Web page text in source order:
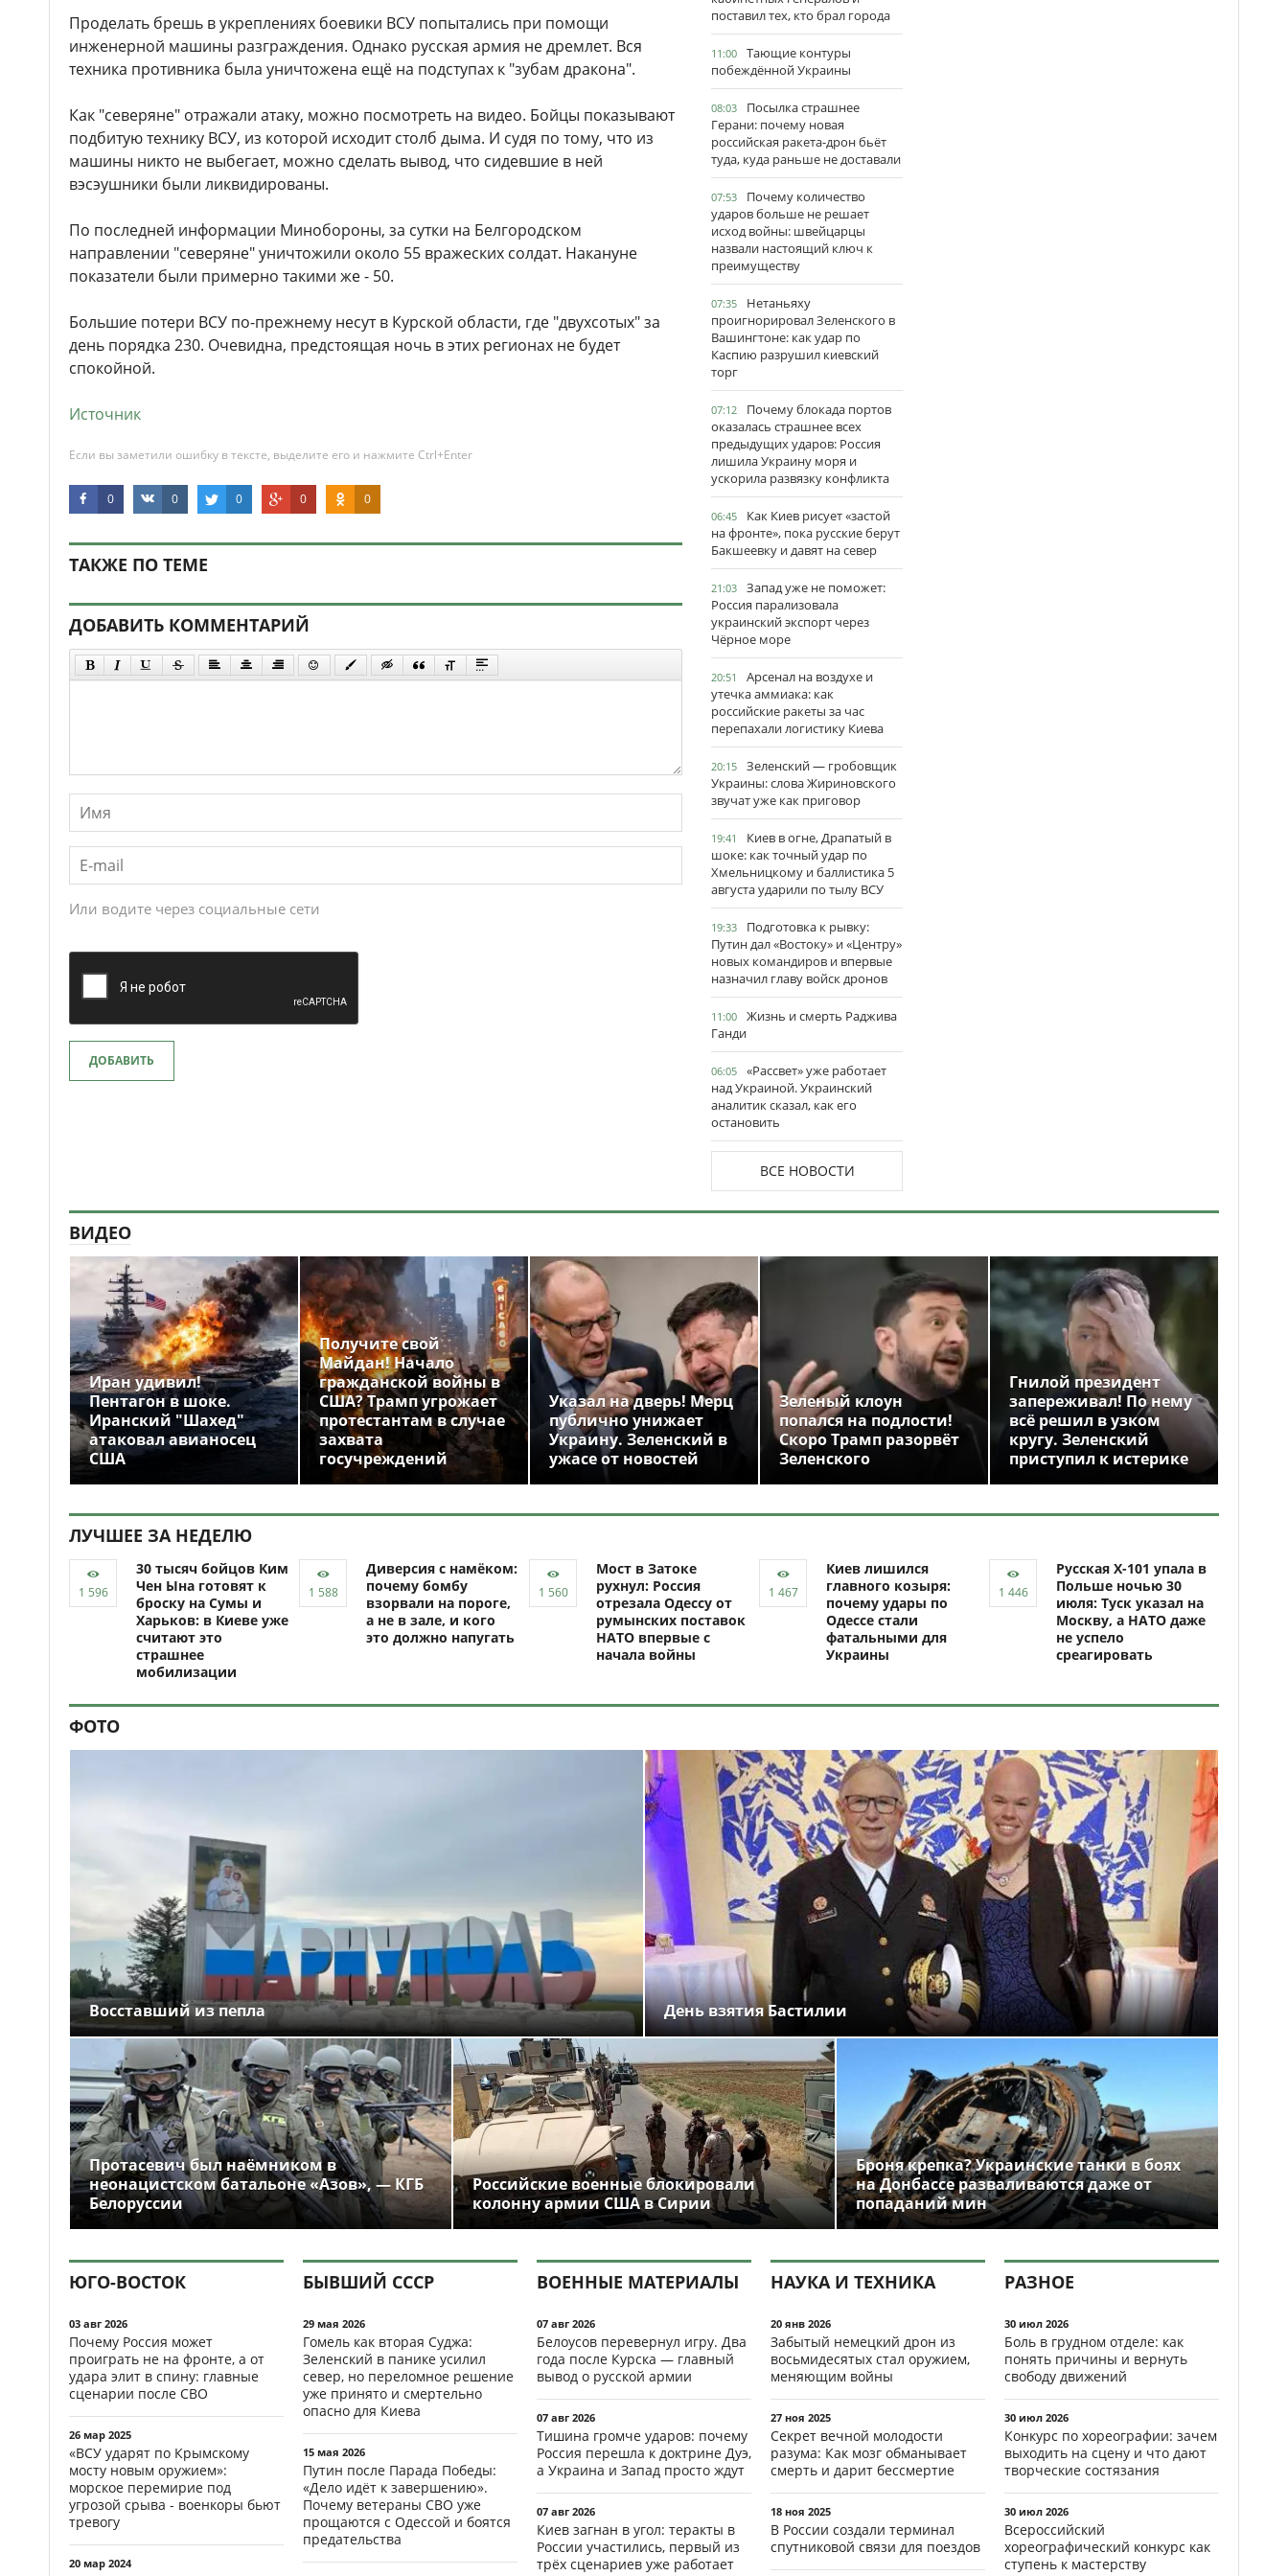
Проделать брешь в укреплениях боевики ВСУ попытались при помощи
инженерной машины разграждения. Однако русская армия не дремлет. Вся
техника противника была уничтожена ещё на подступах к "зубам дракона".
Как "северяне" отражали атаку, можно посмотреть на видео. Бойцы показывают
подбитую технику ВСУ, из которой исходит столб дыма. И судя по тому, что из
машины никто не выбегает, можно сделать вывод, что сидевшие в ней
вэсэушники были ликвидированы.
По последней информации Минобороны, за сутки на Белгородском
направлении "северяне" уничтожили около 55 вражеских солдат. Накануне
показатели были примерно такими же - 50.
Большие потери ВСУ по-прежнему несут в Курской области, где "двухсотых" за
день порядка 230. Очевидна, предстоящая ночь в этих регионах не будет
спокойной.
Источник
Если вы заметили ошибку в тексте, выделите его и нажмите Ctrl+Enter
0 0 0 0 0
ТАКЖЕ ПО ТЕМЕ
ДОБАВИТЬ КОММЕНТАРИЙ
Или водите через социальные сети
ДОБАВИТЬ
поставил тех, кто брал города
11:00
Тающие контуры
побеждённой Украины
08:03
Посылка страшнее
Герани: почему новая
российская ракета-дрон бьёт
туда, куда раньше не доставали
07:53
Почему количество
ударов больше не решает
исход войны: швейцарцы
назвали настоящий ключ к
преимуществу
07:35
Нетаньяху
проигнорировал Зеленского в
Вашингтоне: как удар по
Каспию разрушил киевский
торг
07:12
Почему блокада портов
оказалась страшнее всех
предыдущих ударов: Россия
лишила Украину моря и
ускорила развязку конфликта
06:45
Как Киев рисует «застой
на фронте», пока русские берут
Бакшеевку и давят на север
21:03
Запад уже не поможет:
Россия парализовала
украинский экспорт через
Чёрное море
20:51
Арсенал на воздухе и
утечка аммиака: как
российские ракеты за час
перепахали логистику Киева
20:15
Зеленский — гробовщик
Украины: слова Жириновского
звучат уже как приговор
19:41
Киев в огне, Драпатый в
шоке: как точный удар по
Хмельницкому и баллистика 5
августа ударили по тылу ВСУ
19:33
Подготовка к рывку:
Путин дал «Востоку» и «Центру»
новых командиров и впервые
назначил главу войск дронов
11:00
Жизнь и смерть Раджива
Ганди
06:05
«Рассвет» уже работает
над Украиной. Украинский
аналитик сказал, как его
остановить
ВСЕ НОВОСТИ
ВИДЕО
Иран удивил!
Пентагон в шоке.
Иранский "Шахед"
атаковал авианосец
США
Получите свой
Майдан! Начало
гражданской войны в
США? Трамп угрожает
протестантам в случае
захвата
госучреждений
Указал на дверь! Мерц
публично унижает
Украину. Зеленский в
ужасе от новостей
Зеленый клоун
попался на подлости!
Скоро Трамп разорвёт
Зеленского
Гнилой президент
запереживал! По нему
всё решил в узком
кругу. Зеленский
приступил к истерике
ЛУЧШЕЕ ЗА НЕДЕЛЮ
30 тысяч бойцов Ким
Чен Ына готовят к
броску на Сумы и
Харьков: в Киеве уже
считают это
страшнее
мобилизации
Диверсия с намёком:
почему бомбу
взорвали на пороге,
а не в зале, и кого
это должно напугать
Мост в Затоке
рухнул: Россия
отрезала Одессу от
румынских поставок
НАТО впервые с
начала войны
Киев лишился
главного козыря:
почему удары по
Одессе стали
фатальными для
Украины
Русская Х-101 упала в
Польше ночью 30
июля: Туск указал на
Москву, а НАТО даже
не успело
среагировать
ФОТО
Восставший из пепла День взятия Бастилии
Протасевич был наёмником в
неонацистском батальоне «Азов», — КГБ
Белоруссии
Российские военные блокировали
колонну армии США в Сирии
Броня крепка? Украинские танки в боях
на Донбассе разваливаются даже от
попаданий мин
ЮГО-ВОСТОК
03 авг 2026
Почему Россия может
проиграть не на фронте, а от
удара элит в спину: главные
сценарии после СВО
26 мар 2025
«ВСУ ударят по Крымскому
мосту новым оружием»:
морское перемирие под
угрозой срыва - военкоры бьют
тревогу
20 мар 2024
БЫВШИЙ СССР
29 мая 2026
Гомель как вторая Суджа:
Зеленский в панике усилил
север, но переломное решение
уже принято и смертельно
опасно для Киева
15 мая 2026
Путин после Парада Победы:
«Дело идёт к завершению».
Почему ветераны СВО уже
прощаются с Одессой и боятся
предательства
ВОЕННЫЕ МАТЕРИАЛЫ
07 авг 2026
Белоусов перевернул игру. Два
года после Курска — главный
вывод о русской армии
07 авг 2026
Тишина громче ударов: почему
Россия перешла к доктрине Дуэ,
а Украина и Запад просто ждут
07 авг 2026
Киев загнан в угол: теракты в
России участились, первый из
трёх сценариев уже работает
НАУКА И ТЕХНИКА
20 янв 2026
Забытый немецкий дрон из
восьмидесятых стал оружием,
меняющим войны
27 ноя 2025
Секрет вечной молодости
разума: Как мозг обманывает
смерть и дарит бессмертие
18 ноя 2025
В России создали терминал
спутниковой связи для поездов
РАЗНОЕ
30 июл 2026
Боль в грудном отделе: как
понять причины и вернуть
свободу движений
30 июл 2026
Конкурс по хореографии: зачем
выходить на сцену и что дают
творческие состязания
30 июл 2026
Всероссийский
хореографический конкурс как
ступень к мастерству